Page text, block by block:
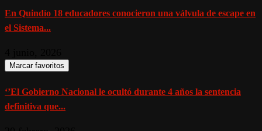
En Quindío 18 educadores conocieron una válvula de escape en
el Sistema...
Marcar favoritos
‘’El Gobierno Nacional le ocultó durante 4 años la sentencia
definitiva que...